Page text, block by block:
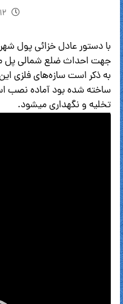
۱۲ دی ۱۴۰۳
با دستور عادل خزائی پول
جهت احداث ضلع شمالی پل
به ذکر است سازه‌های فلزی
ساخته شده بود آماده نصب
تخلیه و نگهداری میشود.
نمایشگر